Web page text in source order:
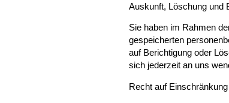
Auskunft, Löschung und
Sie haben im Rahmen
gespeicherten
auf Berichtigung oder
sich jederzeit an uns
Recht auf